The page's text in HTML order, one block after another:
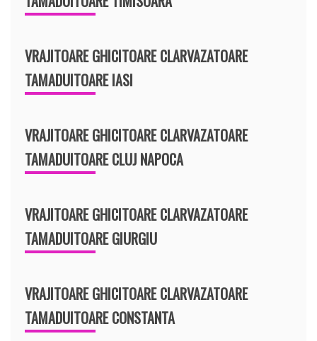
VRAJITOARE GHICITOARE CLARVAZATOARE
TAMADUITOARE IASI
VRAJITOARE GHICITOARE CLARVAZATOARE
TAMADUITOARE CLUJ NAPOCA
VRAJITOARE GHICITOARE CLARVAZATOARE
TAMADUITOARE GIURGIU
VRAJITOARE GHICITOARE CLARVAZATOARE
TAMADUITOARE CONSTANTA